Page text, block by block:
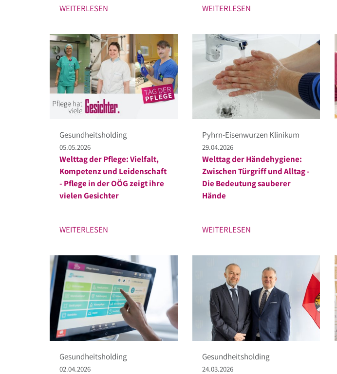
WEITERLESEN WEITERLESEN
Gesundheitsholding
05.05.2026
Welttag der Pflege: Vielfalt,
Kompetenz und Leidenschaft
- Pflege in der OÖG zeigt ihre
vielen Gesichter
WEITERLESEN
Pyhrn-Eisenwurzen Klinikum
29.04.2026
Welttag der Händehygiene:
Zwischen Türgriff und Alltag -
Die Bedeutung sauberer
Hände
WEITERLESEN
Gesundheitsholding
02.04.2026
Gesundheitsholding
24.03.2026